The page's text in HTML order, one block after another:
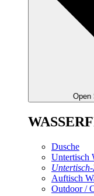
Open
Dusche
Untertisch
Auftisch
Outdoor /